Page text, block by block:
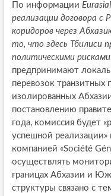
По информации
реализации договора с
коридоров через
то, что здесь Тбилиси
политическими
предпринимают
перевозок транзитных
изолированных
постановлению
года, комиссия будет
успешной реализации»
компанией «Société
осуществлять
границах Абхазии и
структуры связано с